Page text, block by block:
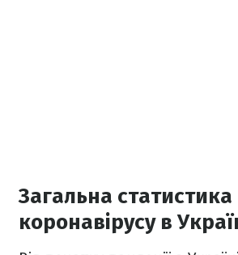
Загальна статистика
коронавірусу в